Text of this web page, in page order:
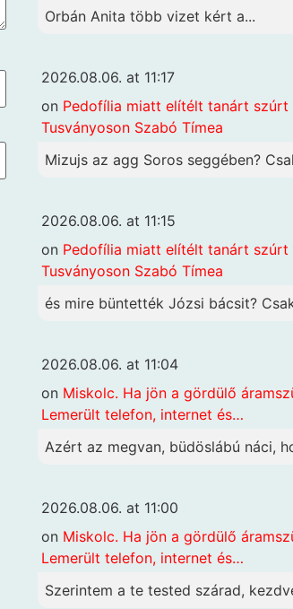
Orbán Anita több vizet kért a...
2026.08.06. at 11:17
on Pedofília miatt elítélt tanárt szúrt
Tusványoson Szabó Tímea
Mizujs az agg Soros seggében?
2026.08.06. at 11:15
on Pedofília miatt elítélt tanárt szúrt
Tusványoson Szabó Tímea
és mire büntették Józsi bácsit?
2026.08.06. at 11:04
on Miskolc. Ha jön a gördülő
Lemerült telefon, internet és…
Azért az megvan, büdöslábú náci,
2026.08.06. at 11:00
on Miskolc. Ha jön a gördülő
Lemerült telefon, internet és…
Szerintem a te tested szárad,